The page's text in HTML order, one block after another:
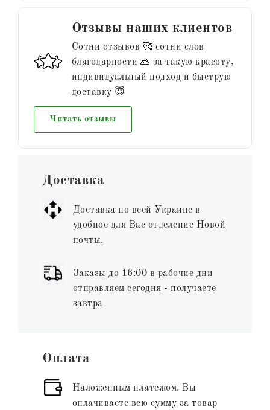
Отзывы наших клиентов
Сотни отзывов 🥰 сотни слов
благодарности 🙏 за такую красоту,
индивидуальный подход и быструю
доставку 😇
Читать отзывы
Доставка
Доставка по всей Украине в
удобное для Вас отделение Новой
почты.
Заказы до 16:00 в рабочие дни
отправляем сегодня - получаете
завтра
Оплата
Наложенным платежом. Вы
оплачиваете всю сумму за товар